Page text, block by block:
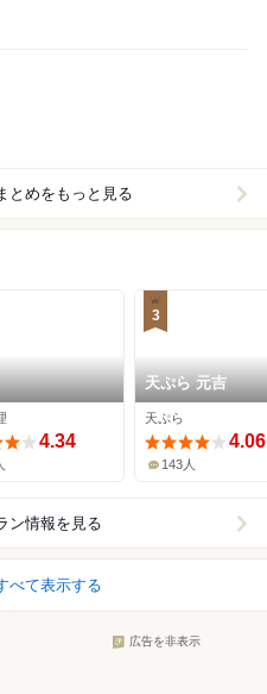
とめをもっと見る
4.34
3
天ぷら 元吉
天ぷら
4.06
143人
ン情報を見る
べて表示する
広告を非表示